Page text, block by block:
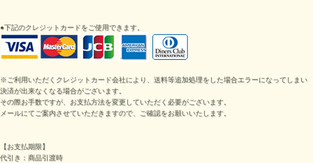
●下記のクレジットカードをご使用できます。
※ご利用いただくクレジットカード会社により、送料等追加処理をした場合エラーになってしまい
決済が出来なくなる場合がございます。
その際お手数ですが、お支払方法を変更していただく必要がございます。
メールにてご案内させていただきますので、ご確認をお願いいたします。
【お支払期限】
代引き：商品引渡時